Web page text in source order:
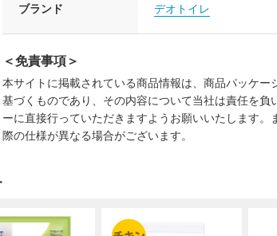
ブランド デオトイレ
＜免責事項＞
本サイトに掲載されている商品情報は、商品パッケ
基づくものであり、その内容について当社は責任を
ーに直接行っていただきますようお願いいたします
際の仕様が異なる場合がございます。